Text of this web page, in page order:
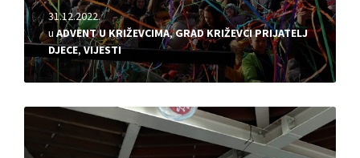
31.12.2022.
u ADVENT U KRIŽEVCIMA,GRAD KRIŽEVCI PRIJATELJ
DJECE,VIJESTI
Pročitajte